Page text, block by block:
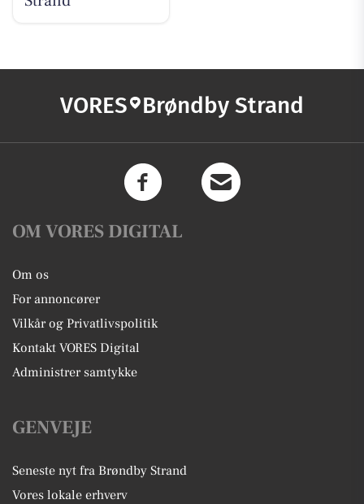
VORES Brøndby Strand
OM VORES DIGITAL
Om os
For annoncører
Vilkår og Privatlivspolitik
Kontakt VORES Digital
Administrer samtykke
GENVEJE
Seneste nyt fra Brøndby Strand
Vores lokale erhverv